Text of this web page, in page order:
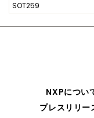
SOT259
NXPについ
プレスリリー